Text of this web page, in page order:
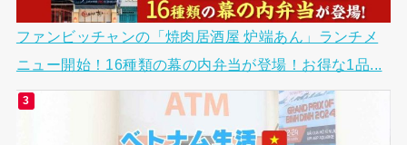
ファンビッチャンの「焼肉居酒屋 炉端あん」ランチメ
ニュー開始！16種類の幕の内弁当が登場！お得な1品...